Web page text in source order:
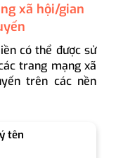
xã hội/gian
có thể được sử
trang mạng xã
trên các nền
tên